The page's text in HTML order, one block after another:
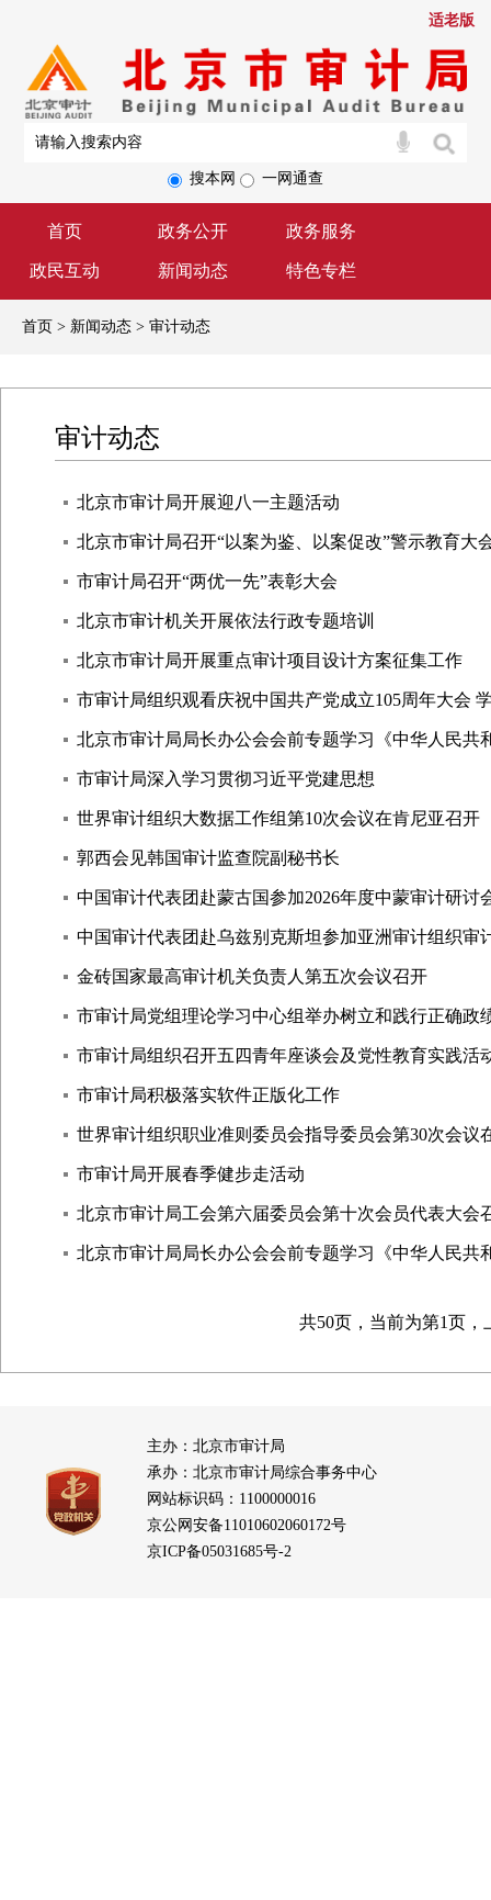
适老版
首页 政务公开 政务服务
政民互动 新闻动态 特色专栏
搜本网 一网通查
首页 > 新闻动态 > 审计动态
审计动态
北京市审计局开展迎八一主题活动
北京市审计局召开“以案为鉴、以案促改”警示教育大
市审计局召开“两优一先”表彰大会
北京市审计机关开展依法行政专题培训
北京市审计局开展重点审计项目设计方案征集工作
市审计局组织观看庆祝中国共产党成立105周年大会
北京市审计局局长办公会会前专题学习《中华人民共
市审计局深入学习贯彻习近平党建思想
世界审计组织大数据工作组第10次会议在肯尼亚召开
郭西会见韩国审计监查院副秘书长
中国审计代表团赴蒙古国参加2026年度中蒙审计研讨
中国审计代表团赴乌兹别克斯坦参加亚洲审计组织审
金砖国家最高审计机关负责人第五次会议召开
市审计局党组理论学习中心组举办树立和践行正确政
市审计局组织召开五四青年座谈会及党性教育实践活
市审计局积极落实软件正版化工作
世界审计组织职业准则委员会指导委员会第30次会议
市审计局开展春季健步走活动
北京市审计局工会第六届委员会第十次会员代表大会
北京市审计局局长办公会会前专题学习《中华人民共
共50页，当前为第1页，
主办：北京市审计局
承办：北京市审计局综合事务中心
网站标识码：1100000016
京公网安备11010602060172号
京ICP备05031685号-2